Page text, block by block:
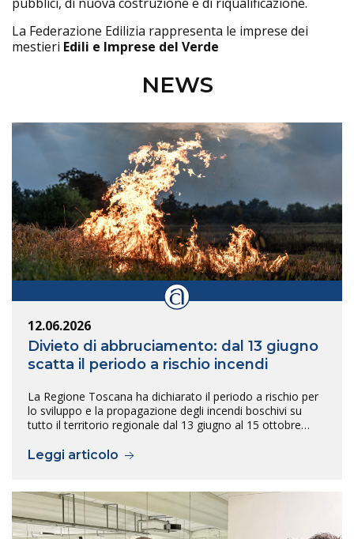
La Federazione Edilizia rappresenta le imprese dei
mestieri Edili e Imprese del Verde
NEWS
12.06.2026
Divieto di abbruciamento: dal 13 giugno
scatta il periodo a rischio incendi
La Regione Toscana ha dichiarato il periodo a rischio per
lo sviluppo e la propagazione degli incendi boschivi su
tutto il territorio regionale dal 13 giugno al 15 ottobre…
Leggi articolo